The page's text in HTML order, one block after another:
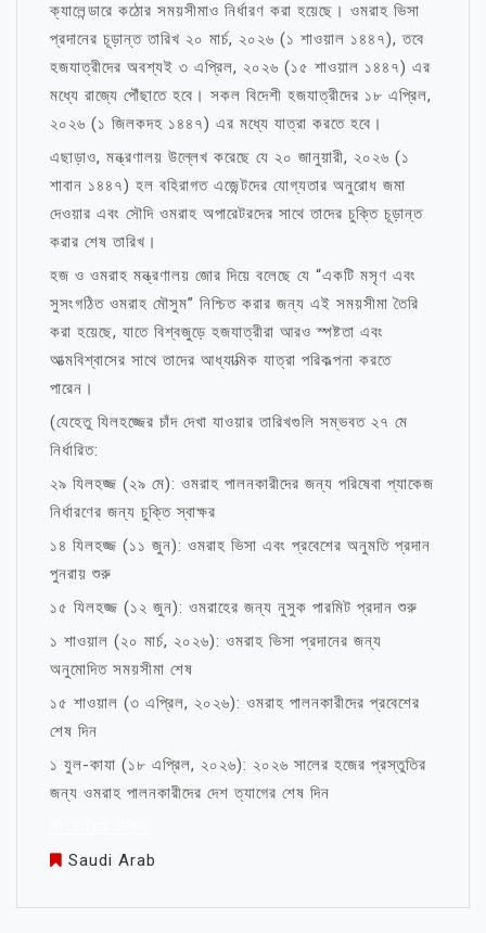
ক্যালেন্ডারে কঠোর সময়সীমাও নির্ধারণ করা হয়েছে। ওমরাহ ভিসা
প্রদানের চূড়ান্ত তারিখ ২০ মার্চ, ২০২৬ (১ শাওয়াল ১৪৪৭), তবে
হজযাত্রীদের অবশ্যই ৩ এপ্রিল, ২০২৬ (১৫ শাওয়াল ১৪৪৭) এর
মধ্যে রাজ্যে পৌঁছাতে হবে। সকল বিদেশী হজযাত্রীদের ১৮ এপ্রিল,
২০২৬ (১ জিলকদহ ১৪৪৭) এর মধ্যে যাত্রা করতে হবে।
এছাড়াও, মন্ত্রণালয় উল্লেখ করেছে যে ২০ জানুয়ারী, ২০২৬ (১
শাবান ১৪৪৭) হল বহিরাগত এজেন্টদের যোগ্যতার অনুরোধ জমা
দেওয়ার এবং সৌদি ওমরাহ অপারেটরদের সাথে তাদের চুক্তি চূড়ান্ত
করার শেষ তারিখ।
হজ ও ওমরাহ মন্ত্রণালয় জোর দিয়ে বলেছে যে “একটি মসৃণ এবং
সুসংগঠিত ওমরাহ মৌসুম” নিশ্চিত করার জন্য এই সময়সীমা তৈরি
করা হয়েছে, যাতে বিশ্বজুড়ে হজযাত্রীরা আরও স্পষ্টতা এবং
আত্মবিশ্বাসের সাথে তাদের আধ্যাত্মিক যাত্রা পরিকল্পনা করতে
পারেন।
(যেহেতু যিলহজ্জের চাঁদ দেখা যাওয়ার তারিখগুলি সম্ভবত ২৭ মে
নির্ধারিত:
২৯ যিলহজ্জ (২৯ মে): ওমরাহ পালনকারীদের জন্য পরিষেবা প্যাকেজ
নির্ধারণের জন্য চুক্তি স্বাক্ষর
১৪ যিলহজ্জ (১১ জুন): ওমরাহ ভিসা এবং প্রবেশের অনুমতি প্রদান
পুনরায় শুরু
১৫ যিলহজ্জ (১২ জুন): ওমরাহের জন্য নুসুক পারমিট প্রদান শুরু
১ শাওয়াল (২০ মার্চ, ২০২৬): ওমরাহ ভিসা প্রদানের জন্য
অনুমোদিত সময়সীমা শেষ
১৫ শাওয়াল (৩ এপ্রিল, ২০২৬): ওমরাহ পালনকারীদের প্রবেশের
শেষ দিন
১ যুল-কাযা (১৮ এপ্রিল, ২০২৬): ২০২৬ সালের হজের প্রস্তুতির
জন্য ওমরাহ পালনকারীদের দেশ ত্যাগের শেষ দিন
Saudi Arab